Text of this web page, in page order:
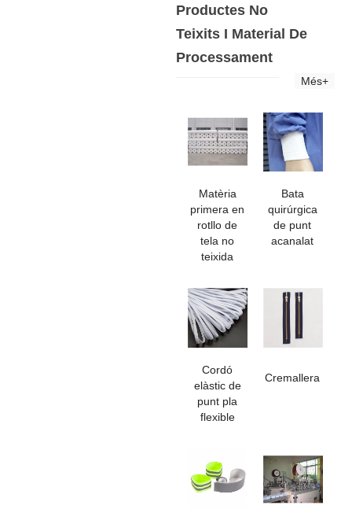
Productes No
Teixits I Material De
Processament
Més+
Matèria
primera en
rotllo de
tela no
teixida
Bata
quirúrgica
de punt
acanalat
Cordó
elàstic de
punt pla
flexible
Cremallera